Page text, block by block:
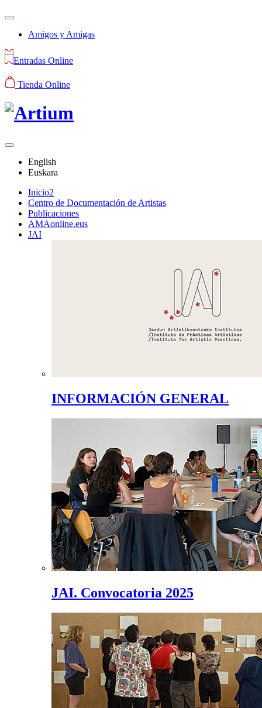
Amigos y Amigas
Entradas Online
Tienda Online
English
Euskara
Inicio2
Centro de Documentación de Artistas
Publicaciones
AMAonline.eus
JAI
INFORMACIÓN GENERAL
JAI. Convocatoria 2025